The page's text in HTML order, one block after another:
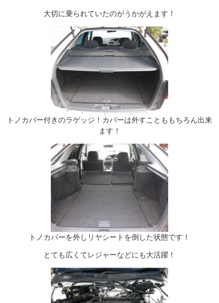
大切に乗られていたのがうかがえます！
トノカバー付きのラゲッジ！カバーは外すことももちろん出来
ます！
トノカバーを外しリヤシートを倒した状態です！
とても広くてレジャーなどにも大活躍！